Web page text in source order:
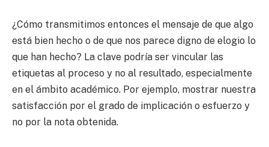
¿Cómo transmitimos entonces el mensaje de que algo
está bien hecho o de que nos parece digno de elogio lo
que han hecho? La clave podría ser vincular las
etiquetas al proceso y no al resultado, especialmente
en el ámbito académico. Por ejemplo, mostrar nuestra
satisfacción por el grado de implicación o esfuerzo y
no por la nota obtenida.